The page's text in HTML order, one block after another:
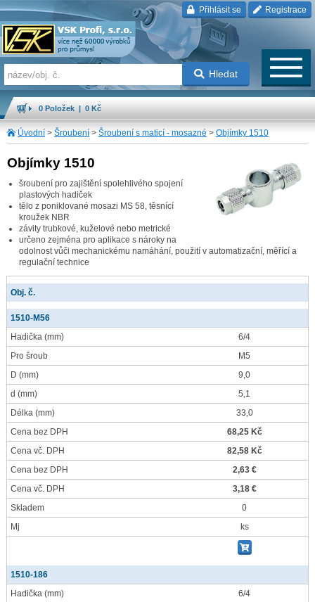
Přihlásit se Registrace
Hledat
0 Položek | 0 Kč
Úvodní > Šroubení > Šroubení s maticí - mosazné > Objímky 1510
Objímky 1510
šroubení pro zajištění spolehlivého spojení
plastových hadiček
tělo z poniklované mosazi MS 58, těsnící
kroužek NBR
závity trubkové, kuželové nebo metrické
určeno zejména pro aplikace s nároky na
odolnost vůči mechanickému namáhání, použití v automatizační, měřící a
regulační technice
Obj. č.
1510-M56
Hadička (mm)
6/4
Pro šroub
M5
D (mm)
9,0
d (mm)
5,1
Délka (mm)
33,0
Cena bez DPH
68,25 Kč
Cena vč. DPH
82,58 Kč
Cena bez DPH
2,63 €
Cena vč. DPH
3,18 €
Skladem
0
Mj
ks
1510-186
Hadička (mm)
6/4